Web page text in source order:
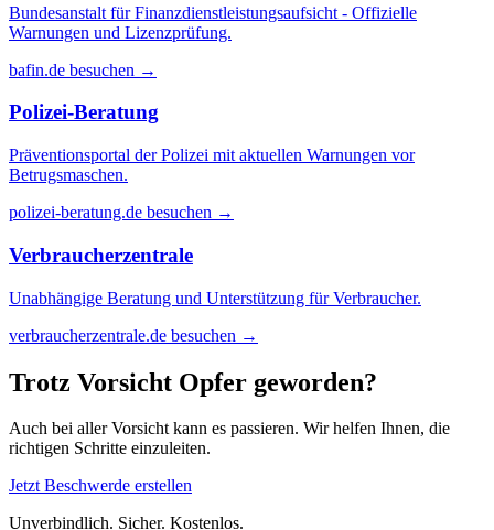
Bundesanstalt für Finanzdienstleistungsaufsicht - Offizielle
Warnungen und Lizenzprüfung.
bafin.de besuchen →
Polizei-Beratung
Präventionsportal der Polizei mit aktuellen Warnungen vor
Betrugsmaschen.
polizei-beratung.de besuchen →
Verbraucherzentrale
Unabhängige Beratung und Unterstützung für Verbraucher.
verbraucherzentrale.de besuchen →
Trotz Vorsicht Opfer geworden?
Auch bei aller Vorsicht kann es passieren. Wir helfen Ihnen, die
richtigen Schritte einzuleiten.
Jetzt Beschwerde erstellen
Unverbindlich. Sicher. Kostenlos.